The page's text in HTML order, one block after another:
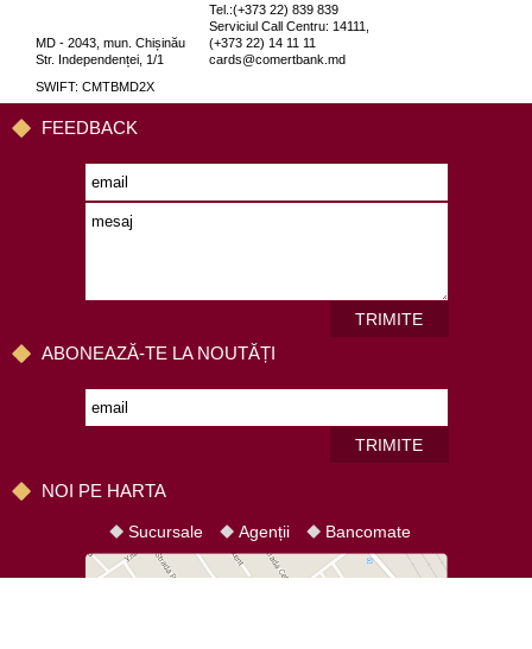
MD - 2043, mun. Chișinău
Str. Independenței, 1/1
Tel.:(+373 22) 839 839
Serviciul Call Centru: 14111,
(+373 22) 14 11 11
cards@comertbank.md
SWIFT: CMTBMD2X
FEEDBACK
TRIMITE
ABONEAZĂ-TE LA NOUTĂȚI
TRIMITE
NOI PE HARTA
Sucursale Agenții Bancomate